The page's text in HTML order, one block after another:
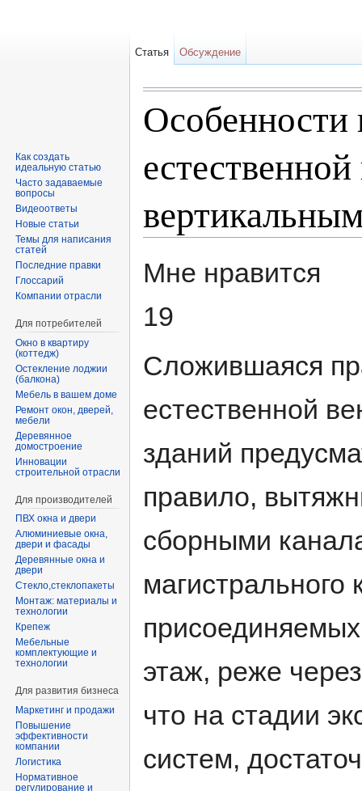
Особенности
Мне нравится
19
Сложившаяся
естественной
зданий
правило,
сборными
магистрального
этаж, реже
что на стадии
систем,
Статья Обсуждение
Как создать
идеальную статью
Часто задаваемые
вопросы
Видеоответы
Новые статьи
Темы для написания
статей
Последние правки
Глоссарий
Компании отрасли
Для потребителей
Окно в квартиру
(коттедж)
Остекление лоджии
(балкона)
Мебель в вашем доме
Ремонт окон, дверей,
мебели
Деревянное
домостроение
Инновации
строительной отрасли
Для производителей
ПВХ окна и двери
Алюминиевые окна,
двери и фасады
Деревянные окна и
двери
Стекло,стеклопакеты
Монтаж: материалы и
технологии
Крепеж
Мебельные
комплектующие и
технологии
Для развития бизнеса
Маркетинг и продажи
Повышение
эффективности
компании
Логистика
Нормативное
регулирование и